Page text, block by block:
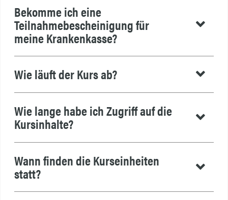
Bekomme ich eine
Teilnahmebescheinigung für
meine Krankenkasse?
Wie läuft der Kurs ab?
Wie lange habe ich Zugriff auf die
Kursinhalte?
Wann finden die Kurseinheiten
statt?